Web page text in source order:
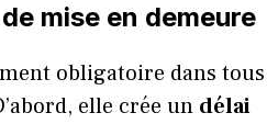
mise en demeure
obligatoire dans tous
elle crée un délai